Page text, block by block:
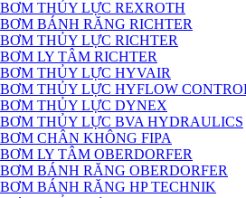
BƠM THỦY LỰC REXROTH
BƠM BÁNH RĂNG RICHTER
BƠM THỦY LỰC RICHTER
BƠM LY TÂM RICHTER
BƠM THỦY LỰC HYVAIR
BƠM THỦY LỰC HYFLOW
BƠM THỦY LỰC DYNEX
BƠM THỦY LỰC BVA HYDRAULICS
BƠM CHÂN KHÔNG FIPA
BƠM LY TÂM OBERDORFER
BƠM BÁNH RĂNG OBERDORFER
BƠM BÁNH RĂNG HP TECHNIK